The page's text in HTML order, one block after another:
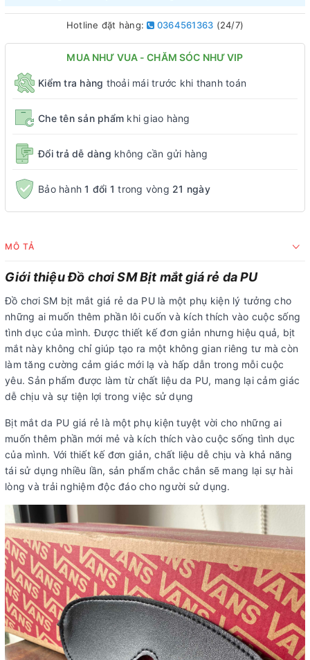
Hotline đặt hàng: 0364561363 (24/7)
MUA NHƯ VUA - CHĂM SÓC NHƯ VIP
Kiểm tra hàng thoải mái trước khi thanh toán
Che tên sản phẩm khi giao hàng
Đổi trả dễ dàng không cần gửi hàng
Bảo hành1 đổi 1 trong vòng 21 ngày
MÔ TẢ
Giới thiệu Đồ chơi SM Bịt mắt giá rẻ da PU
Đồ chơi SM bịt mắt giá rẻ da PU là một phụ kiện lý tưởng cho
những ai muốn thêm phần lôi cuốn và kích thích vào cuộc sống
tình dục của mình. Được thiết kế đơn giản nhưng hiệu quả, bịt
mắt này không chỉ giúp tạo ra một không gian riêng tư mà còn
làm tăng cường cảm giác mới lạ và hấp dẫn trong mỗi cuộc
yêu. Sản phẩm được làm từ chất liệu da PU, mang lại cảm giác
dễ chịu và sự tiện lợi trong việc sử dụng
Bịt mắt da PU giá rẻ là một phụ kiện tuyệt vời cho những ai
muốn thêm phần mới mẻ và kích thích vào cuộc sống tình dục
của mình. Với thiết kế đơn giản, chất liệu dễ chịu và khả năng
tái sử dụng nhiều lần, sản phẩm chắc chắn sẽ mang lại sự hài
lòng và trải nghiệm độc đáo cho người sử dụng.